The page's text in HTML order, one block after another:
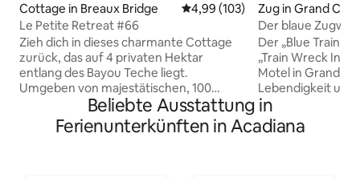
Cottage in Breaux Bridge Durchschnittliche Bewertung:
4,99 (103)
Le Petite Retreat #66
Zieh dich in dieses charmante Cottage
zurück, das auf 4 privaten Hektar
entlang des Bayou Teche liegt.
Umgeben von majestätischen, 100
Jahre alten Eichen bietet dieser
gemütliche, 37 Quadratmeter große
Rückzugsort die perfekte Mischung aus
Zug in Grand
Der blaue
Der „Blue Train
„Train Wreck
Motel in Grand
Lebendigkeit und
diesen
ehemaligen
unvergesslichen Erlebnis.
Beliebte Ausstattung in
Ferienunterkünften in Acadiana